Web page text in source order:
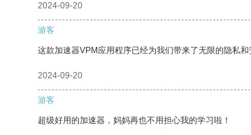
2024-09-20
游客
这款加速器VPM应用程序已经为我们带来了无限的隐私和
2024-09-20
游客
超级好用的加速器，妈妈再也不用担心我的学习啦！